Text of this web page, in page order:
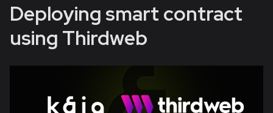
Deploying smart contract
using Thirdweb